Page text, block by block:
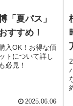
「夏パス」
すすめ！
入OK！お得な価
トについて詳し
必見！
2025.06.06